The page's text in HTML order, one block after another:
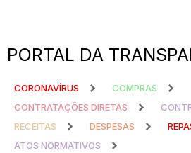
PORTAL DA
CORONAVÍRUS
COMPRAS
CONTRATAÇÕES DIRETAS
RECEITAS
DESPESAS
ATOS NORMATIVOS